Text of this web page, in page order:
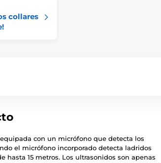
collares
con un micrófono que detecta los
el micrófono incorporado detecta ladridos
hasta 15 metros. Los ultrasonidos son apenas